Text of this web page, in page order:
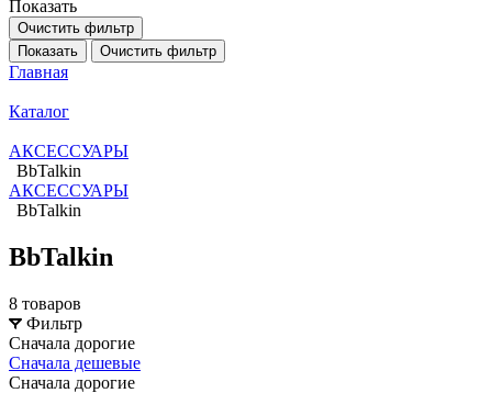
Показать
Очистить фильтр
Показать
Очистить фильтр
Главная
Каталог
АКСЕССУАРЫ
BbTalkin
АКСЕССУАРЫ
BbTalkin
BbTalkin
8 товаров
Фильтр
Сначала дорогие
Сначала дешевые
Сначала дорогие